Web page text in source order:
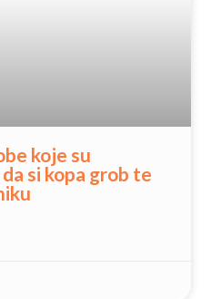
koje su
si kopa grob te